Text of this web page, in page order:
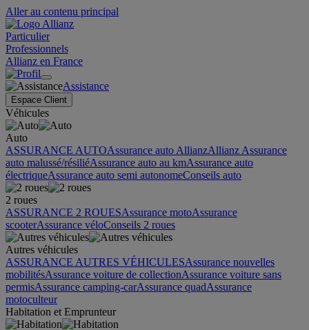
Aller au contenu principal
Particulier
Professionnels
Allianz en France
Assistance
Espace Client
Véhicules
Auto
ASSURANCE AUTOAssurance auto AllianzAllianz Assurance
auto malussé/résiliéAssurance auto au kmAssurance auto
électriqueAssurance auto semi autonomeConseils auto
2 roues
ASSURANCE 2 ROUESAssurance motoAssurance
scooterAssurance véloConseils 2 roues
Autres véhicules
ASSURANCE AUTRES VÉHICULESAssurance nouvelles
mobilitésAssurance voiture de collectionAssurance voiture sans
permisAssurance camping-carAssurance quadAssurance
motoculteur
Habitation et Emprunteur